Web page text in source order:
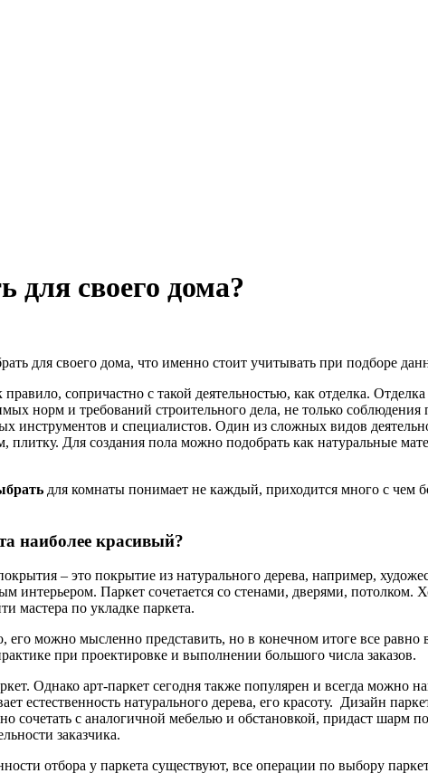
для своего дома?
для своего дома, что именно стоит учитывать при подборе
правило, сопричастно с такой деятельностью, как отделка.
норм и требований строительного дела, не только
инструментов и специалистов. Один из сложных видов
плитку. Для создания пола можно подобрать как натуральные
для комнаты понимает не каждый, приходится много с чем
наиболее красивый?
– это покрытие из натурального дерева, например,
интерьером. Паркет сочетается со стенами, дверями,
мастера по укладке паркета.
его можно мысленно представить, но в конечном итоге все равно
при проектировке и выполнении большого числа заказов.
Однако арт-паркет сегодня также популярен и всегда можно
естественность натурального дерева, его красоту. Дизайн
сочетать с аналогичной мебелью и обстановкой, придаст шарм
заказчика.
отбора у паркета существуют, все операции по выбору